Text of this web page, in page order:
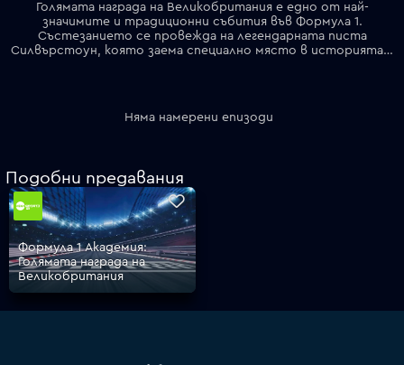
VOYO
Голямата награда на Великобритания е едно от най-
значимите и традиционни събития във Формула 1.
Състезанието се провежда на легендарната писта
Силвърстоун, която заема специално място в историята на шампионата и е известна със своите бързи завои и предизвикателно трасе. Надпреварата събира най-добрите пилоти и отбори в света, които се борят за ценни точки и престижна победа. Благодарение на богатата си история, невероятната атмосфера и многобройните фенове по трибуните, британското Гран при остава едно от най-очакваните състезания през сезона.
Няма намерени епизоди
Подобни предавания
Формула 1 Академия:
Голямата награда на
Великобритания